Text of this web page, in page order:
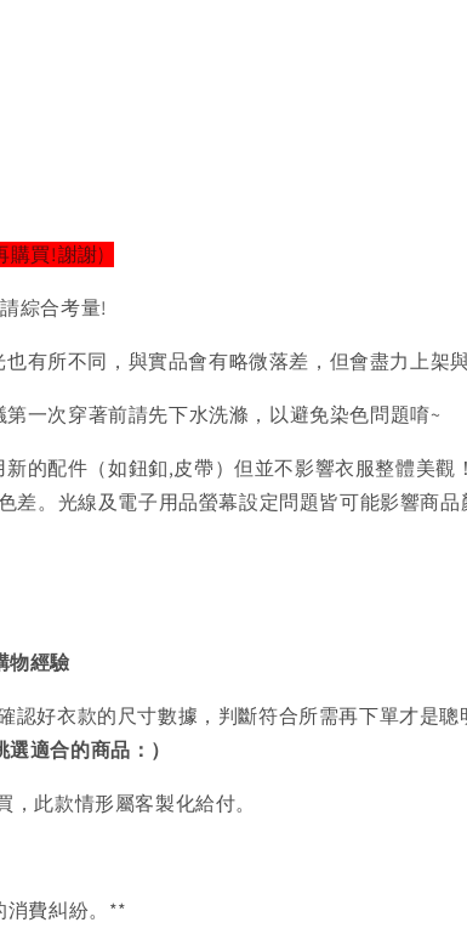
購買!謝謝)
綜合考量!
所不同，與實品會有略微落差，但會盡力上架
一次穿著前請先下水洗滌，以避免染色問題唷~
的配件（如鈕釦,皮帶）但並不影響衣服整體美
。光線及電子用品螢幕設定問題皆可能影響商品
物經驗
認好衣款的尺寸數據，判斷符合所需再下單才是
適合的商品：）
此款情形屬客製化給付。
消費糾紛。**